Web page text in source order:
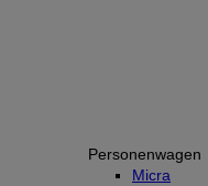
Personenwagen
Micra